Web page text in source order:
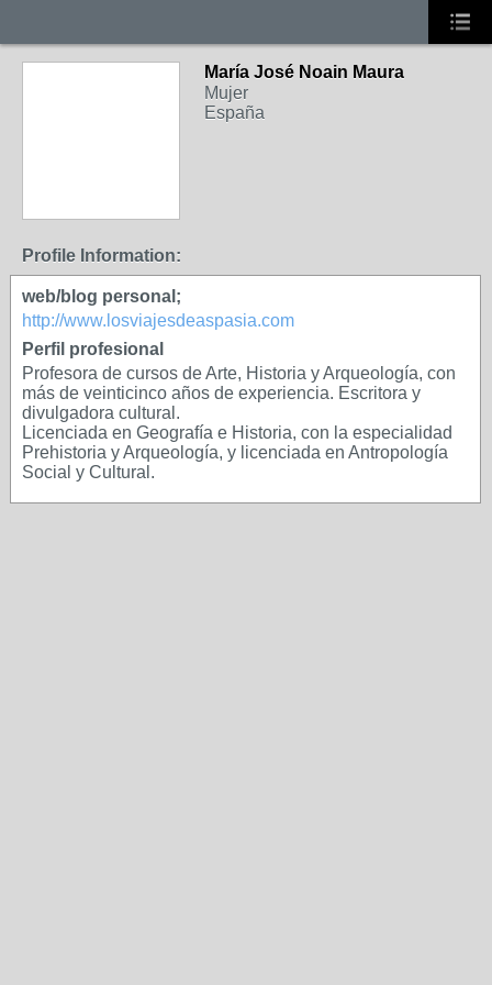
María José Noain Maura
Mujer
España
Profile Information:
web/blog personal;
http://www.losviajesdeaspasia.com
Perfil profesional
Profesora de cursos de Arte, Historia y Arqueología, con
más de veinticinco años de experiencia. Escritora y
divulgadora cultural.
Licenciada en Geografía e Historia, con la especialidad
Prehistoria y Arqueología, y licenciada en Antropología
Social y Cultural.